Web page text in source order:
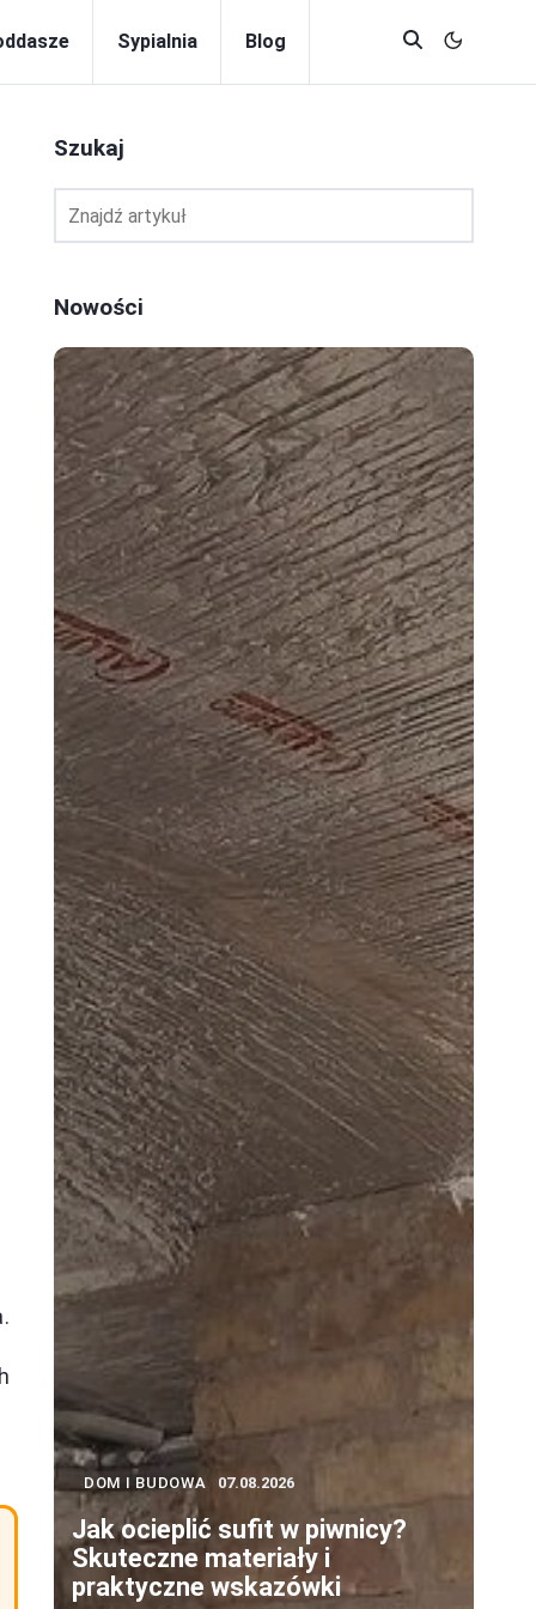
Sypialnia Blog
Szukaj
Nowości
DOM I BUDOWA 07.08.2026
Jak ocieplić sufit w piwnicy?
Skuteczne materiały i
praktyczne wskazówki